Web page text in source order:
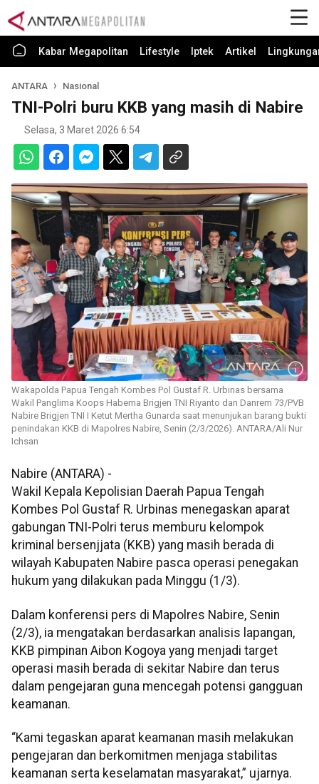
Kabar Megapolitan Lifestyle Iptek Artikel
ANTARA Nasional
TNI-Polri buru KKB yang masih di Nabire
Selasa, 3 Maret 2026 6:54
Wakapolda Papua Tengah Kombes Pol Gustaf R. Urbinas bersama
Wakil Panglima Koops Habema Brigjen TNI Riyanto dan Danrem 73/PVB
Nabire Brigjen TNI I Ketut Mertha Gunarda saat menunjukan barang bukti
penindakan KKB di Mapolres Nabire, Senin (2/3/2026). ANTARA/Ali Nur
Ichsan
Nabire (ANTARA) -
Wakil Kepala Kepolisian Daerah Papua Tengah
Kombes Pol Gustaf R. Urbinas menegaskan aparat
gabungan TNI-Polri terus memburu kelompok
kriminal bersenjjata (KKB) yang masih berada di
wilayah Kabupaten Nabire pasca operasi penegakan
hukum yang dilakukan pada Minggu (1/3).
Dalam konferensi pers di Mapolres Nabire, Senin
(2/3), ia mengatakan berdasarkan analisis lapangan,
KKB pimpinan Aibon Kogoya yang menjadi target
operasi masih berada di sekitar Nabire dan terus
dalam pengejaran guna mencegah potensi gangguan
keamanan.
“Kami tegaskan aparat keamanan masih melakukan
pengejaran dan berkomitmen menjaga stabilitas
keamanan serta keselamatan masyarakat,” ujarnya.